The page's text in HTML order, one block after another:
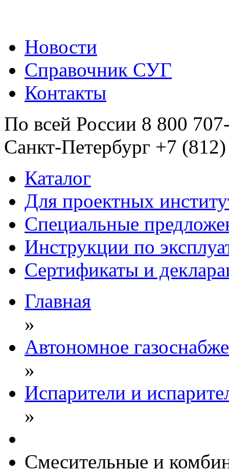
Новости
Справочник СУГ
Контакты
По всей России 8 800
Санкт-Петербург +7
Каталог
Для проектных
Специальные
Инструкции по
Сертификаты и
Главная
»
Автономное
»
Испарители и
»
Смесительные и